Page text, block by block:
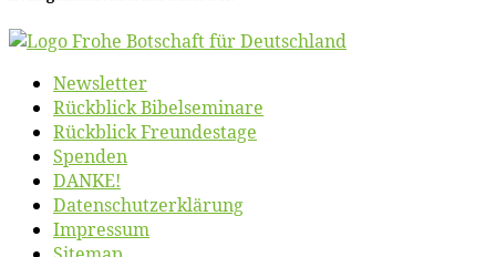
News­let­ter
Rück­blick Bibelseminare
Rück­blick Freundestage
Spen­den
DANKE!
Daten­schutz­er­klä­rung
Im­pres­sum